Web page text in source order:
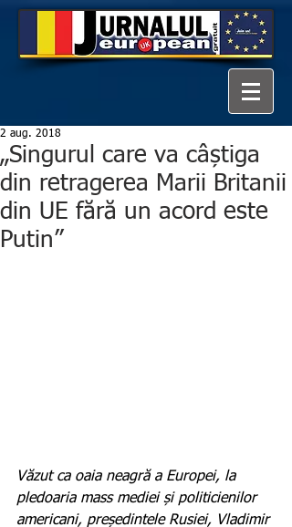
„Singurul care va câștiga
din retragerea Marii Britanii
din UE fără un acord este
Putin”
2 aug. 2018
Văzut ca oaia neagră a Europei, la
pledoaria mass mediei și politicienilor
americani, președintele Rusiei, Vladimir